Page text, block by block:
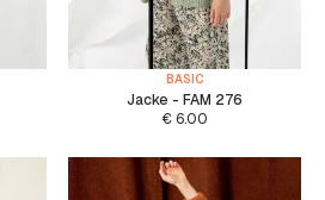
BASIC
Jacke - FAM 276
€ 6.00